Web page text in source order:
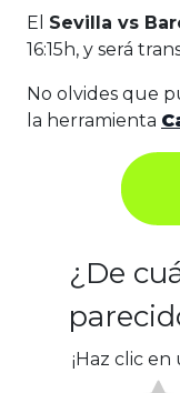
El Sevilla vs
16:15h, y será
No olvides que
la herramienta
¿De
¡Haz clic